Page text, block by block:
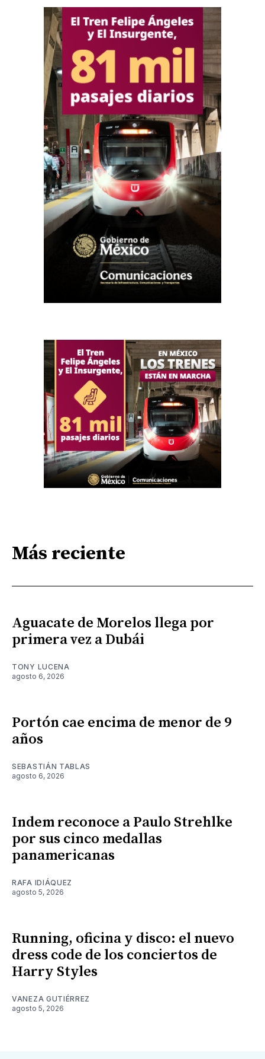
Más reciente
Aguacate de Morelos llega por
primera vez a Dubái
TONY LUCENA
agosto 6, 2026
Portón cae encima de menor de 9
años
SEBASTIÁN TABLAS
agosto 6, 2026
Indem reconoce a Paulo Strehlke
por sus cinco medallas
panamericanas
RAFA IDIÁQUEZ
agosto 5, 2026
Running, oficina y disco: el nuevo
dress code de los conciertos de
Harry Styles
VANEZA GUTIÉRREZ
agosto 5, 2026